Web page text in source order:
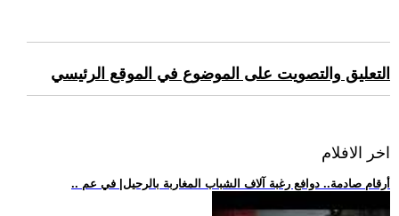
التعليق والتصويت على الموضوع في الموقع الرئيسي
اخر الافلام
.. أرقام صادمة.. دوافع رغبة آلاف الشباب المغاربة بالرحيل| في عم